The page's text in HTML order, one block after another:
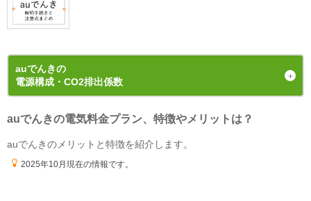
電気使用量に応じたキャッシュバックがかなりお得です。携帯
電話の契約人数や使用量で変わってきます。ａｕのサイトにシ
気になった点(デメリット)
を言うとカード類はこれ以上増やしたくないのでもうちょっと
auでんきの
電源構成・CO2排出係数
発電手段の内訳（電源構成）
auでんきの電気料金プラン、特徴やメリットは？
auでんきのメリットと特徴を紹介します。
2025年10月現在の情報です。